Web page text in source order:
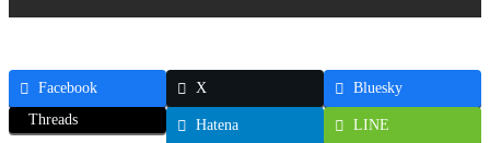
Facebook X
Bluesky
Threads
Hatena
LINE